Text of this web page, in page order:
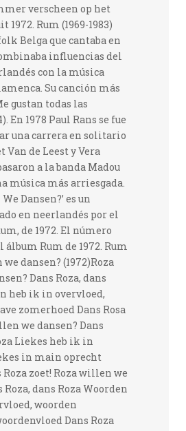
verscheen op het
1972. Rum (1969-1983)
Belga que cantaba en
influencias del
con la música
Su canción más
gustan todas las
En 1978 Paul Rans se fue
una carrera en solitario
Van de Leest y Vera
a la banda Madou
música más arriesgada.
Dansen?’ es un
en neerlandés por el
de 1972. El número
álbum Rum de 1972. Rum
dansen? (1972)Roza
Dans Roza, dans
heb ik in overvloed,
zomerhoed Dans Rosa
we dansen? Dans
Liekes heb ik in
in main oprecht
Roza zoet! Roza willen we
Roza, dans Roza Woorden
woorden
Dans Roza